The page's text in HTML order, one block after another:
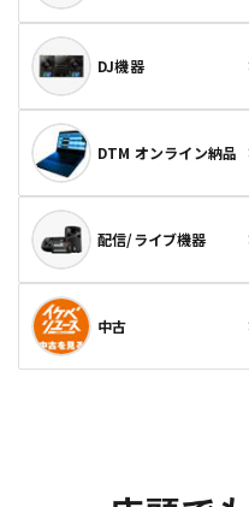
DJ機器
DTM オンライン納品
配信/ライブ機器
中古